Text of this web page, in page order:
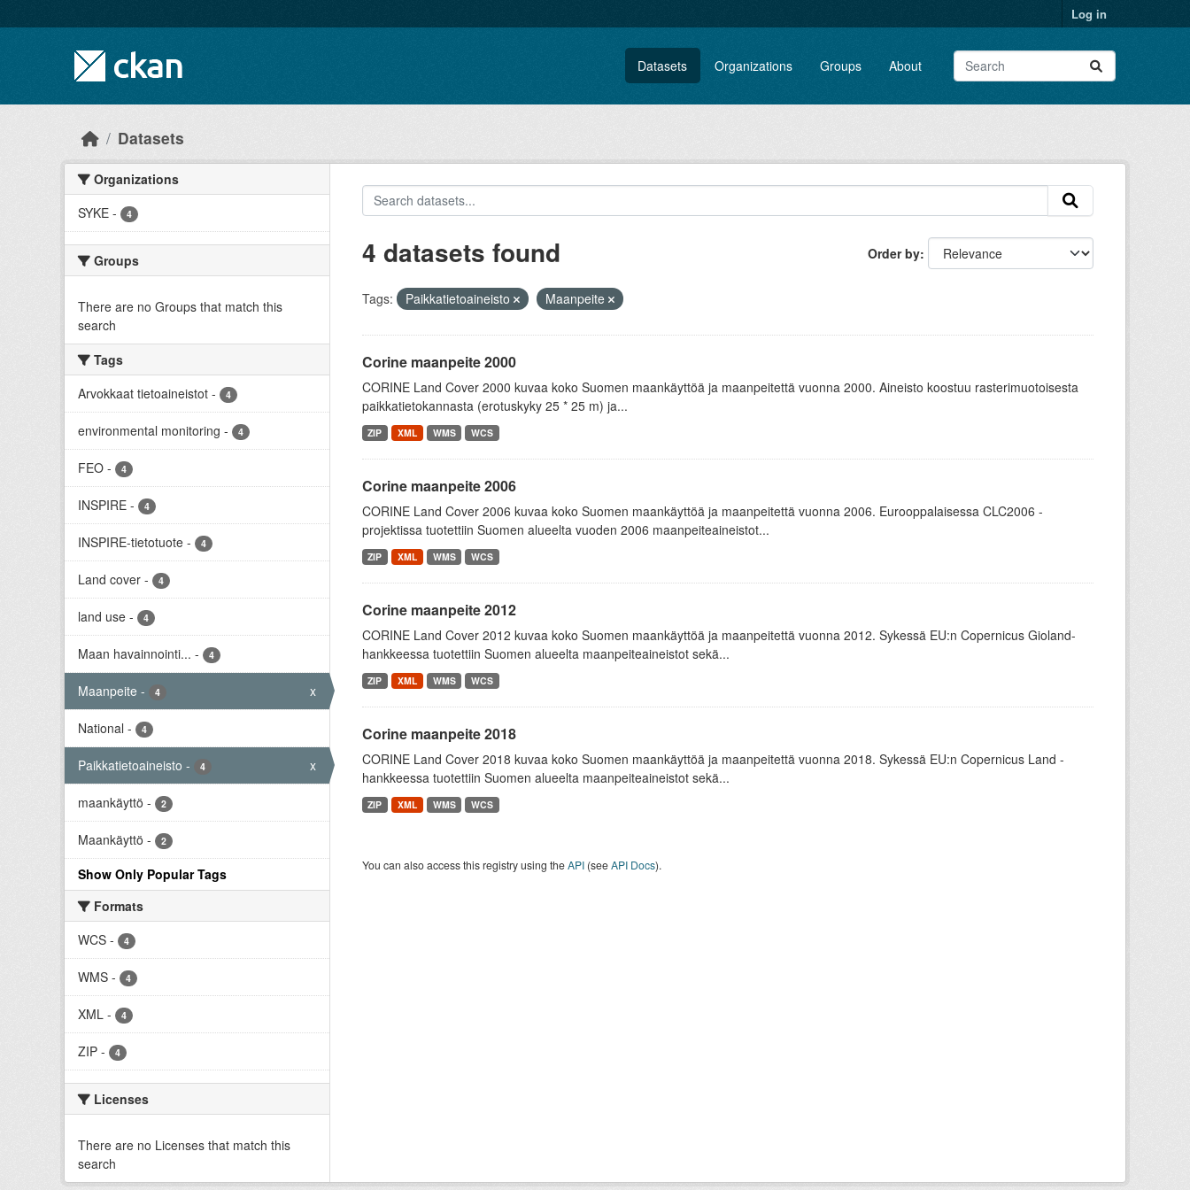
Log in
Datasets Organizations Groups About
Datasets
Organizations
SYKE - 4
Groups
There are no Groups that match this
search
Tags
Arvokkaat tietoaineistot - 4
environmental monitoring - 4
FEO - 4
INSPIRE - 4
INSPIRE-tietotuote - 4
Land cover - 4
land use - 4
Maan havainnointi... - 4
Maanpeite - 4 x
National - 4
Paikkatietoaineisto - 4 x
maankäyttö - 2
Maankäyttö - 2
Show Only Popular Tags
Formats
WCS - 4
WMS - 4
XML - 4
ZIP - 4
Licenses
There are no Licenses that match this
search
Order by
4 datasets found
Tags: Paikkatietoaineisto Maanpeite
Corine maanpeite 2000
CORINE Land Cover 2000 kuvaa koko Suomen maankäyttöä ja maanpeitettä vuonna 2000. Aineisto koostuu rasterimuotoisesta
paikkatietokannasta (erotuskyky 25 * 25 m) ja...
ZIP XML WMS WCS
Corine maanpeite 2006
CORINE Land Cover 2006 kuvaa koko Suomen maankäyttöä ja maanpeitettä vuonna 2006. Eurooppalaisessa CLC2006 -
projektissa tuotettiin Suomen alueelta vuoden 2006 maanpeiteaineistot...
ZIP XML WMS WCS
Corine maanpeite 2012
CORINE Land Cover 2012 kuvaa koko Suomen maankäyttöä ja maanpeitettä vuonna 2012. Sykessä EU:n Copernicus Gioland-
hankkeessa tuotettiin Suomen alueelta maanpeiteaineistot sekä...
ZIP XML WMS WCS
Corine maanpeite 2018
CORINE Land Cover 2018 kuvaa koko Suomen maankäyttöä ja maanpeitettä vuonna 2018. Sykessä EU:n Copernicus Land -
hankkeessa tuotettiin Suomen alueelta maanpeiteaineistot sekä...
ZIP XML WMS WCS
You can also access this registry using theAPI(seeAPI Docs).